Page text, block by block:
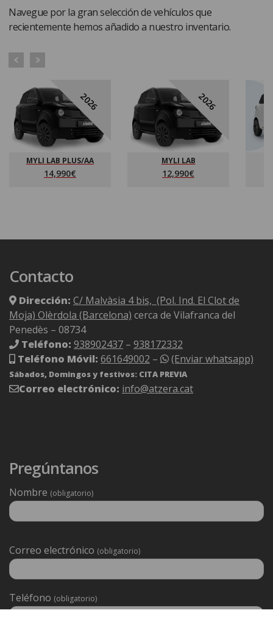
Navegue por la gran selección de vehículos que
recientemente hemos añadido a nuestro inventario.
2026
MYLI LAB PLUS/AA
14,990€
2026
MYLI LAB
12,990€
Contacto
Dirección: C/ Malvàsia 4 bis, (Pol. Ind. El Clot de
Moja) Olèrdola (Barcelona) cerca de Vilafranca del
Penedès – 08734
Teléfono: 938902437 – 938172332
Teléfono Móvil: 661649002 – (Enviar whatsapp)
Sábados, Domingos y festivos: CITA PREVIA
Correo electrónico: info@atzera.cat
Pregúntanos
Nombre (obligatorio)
aquest
camp
buit.
Correo electrónico (obligatorio)
Teléfono (obligatorio)